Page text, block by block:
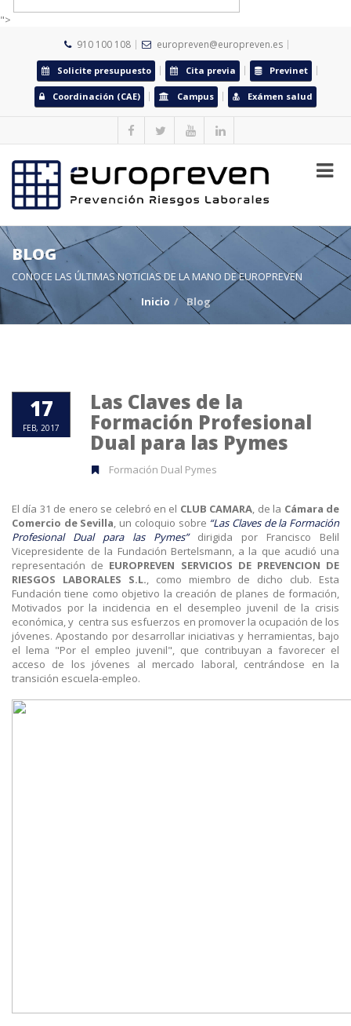
">
910 100 108 europreven@europreven.es
Solicite presupuesto Cita previa Previnet
Coordinación (CAE) Campus Exámen salud
BLOG
CONOCE LAS ÚLTIMAS NOTICIAS DE LA MANO DE EUROPREVEN
Inicio
Blog
17
FEB, 2017
Las Claves de la
Formación Profesional
Dual para las Pymes
Formación Dual Pymes
El día 31 de enero se celebró en el CLUB CAMARA, de la Cámara de
Comercio de Sevilla, un coloquio sobre “Las Claves de la Formación
Profesional Dual para las Pymes”dirigida por Francisco Belil
Vicepresidente de la Fundación Bertelsmann, a la que acudió una
representación de EUROPREVEN SERVICIOS DE PREVENCION DE
RIESGOS LABORALES S.L., como miembro de dicho club. Esta
Fundación tiene como objetivo la creación de planes de formación,
Motivados por la incidencia en el desempleo juvenil de la crisis
económica, y centra sus esfuerzos en promover la ocupación de los
jóvenes. Apostando por desarrollar iniciativas y herramientas, bajo
el lema "Por el empleo juvenil", que contribuyan a favorecer el
acceso de los jóvenes al mercado laboral, centrándose en la
transición escuela-empleo.